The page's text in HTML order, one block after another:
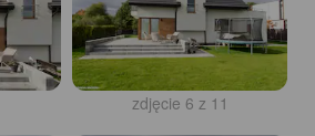
zdjęcie 6 z 11